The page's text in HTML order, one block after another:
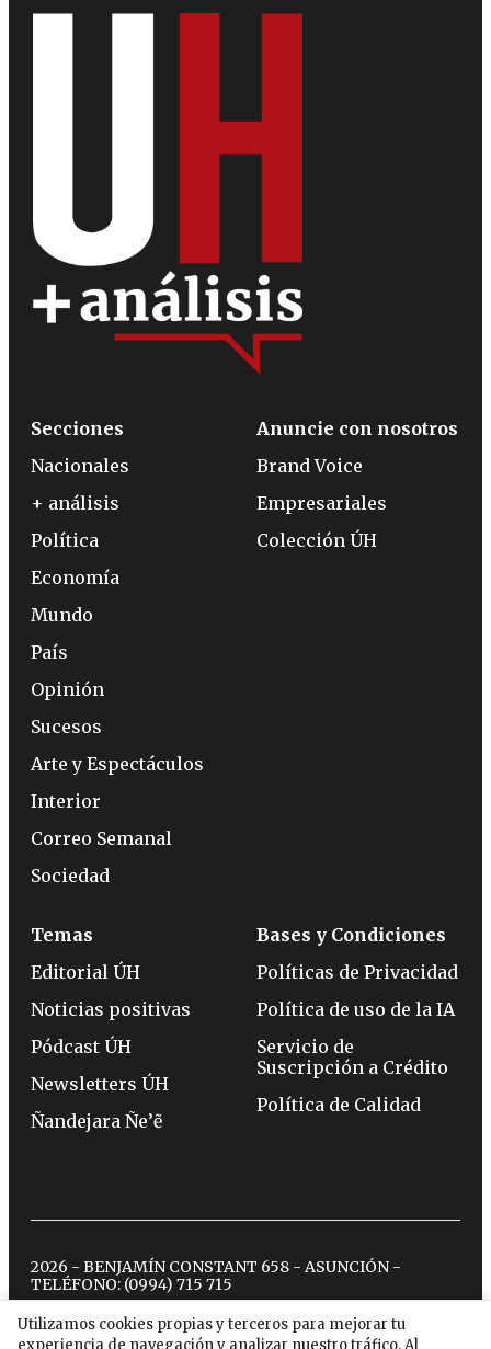
Utilizamos cookies propias y terceros para mejorar tu
experiencia de navegación y analizar nuestro tráfico. Al
Secciones
Nacionales
+ análisis
Política
Economía
Mundo
País
Opinión
Sucesos
Arte y Espectáculos
Interior
Correo Semanal
Sociedad
Anuncie con nosotros
Brand Voice
Empresariales
Colección ÚH
Temas
Editorial ÚH
Noticias positivas
Pódcast ÚH
Newsletters ÚH
Ñandejara Ñe’ẽ
Bases y Condiciones
Políticas de Privacidad
Política de uso de la IA
Servicio de
Suscripción a Crédito
Política de Calidad
2026 - BENJAMÍN CONSTANT 658 - ASUNCIÓN -
TELÉFONO: (0994) 715 715